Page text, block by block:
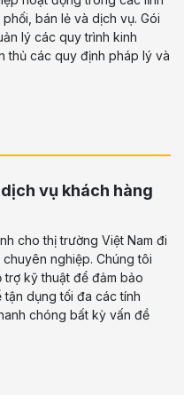
bán lẻ và dịch vụ. Gói
lý các quy trình kinh
thủ các quy định pháp lý và
vụ khách hàng
cho thị trường Việt Nam đi
nghiệp. Chúng tôi
kỹ thuật để đảm bảo
dụng tối đa các tính
chóng bất kỳ vấn đề